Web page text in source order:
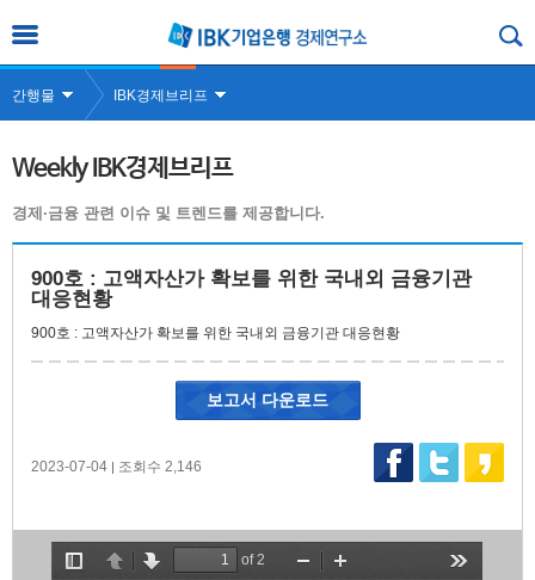
간행물 IBK경제브리프
Weekly IBK경제브리프
경제·금융 관련 이슈 및 트렌드를 제공합니다.
900호 : 고액자산가 확보를 위한 국내외 금융기관
대응현황
900호 : 고액자산가 확보를 위한 국내외 금융기관 대응현황
2023-07-04 | 조회수 2,146
보고서 다운로드